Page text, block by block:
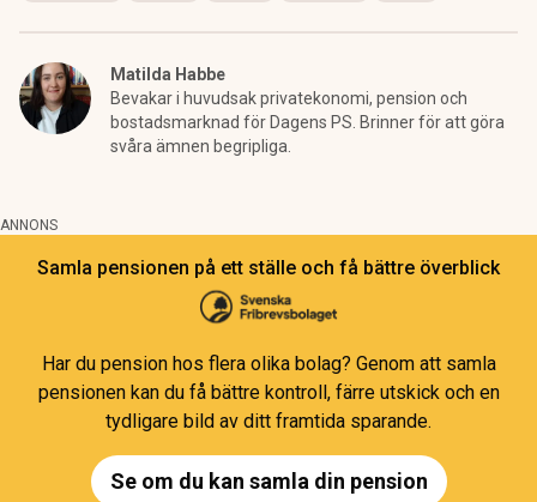
Matilda Habbe
Bevakar i huvudsak privatekonomi, pension och
bostadsmarknad för Dagens PS. Brinner för att göra
svåra ämnen begripliga.
ANNONS
Samla pensionen på ett ställe och få bättre överblick
Har du pension hos flera olika bolag? Genom att samla
pensionen kan du få bättre kontroll, färre utskick och en
tydligare bild av ditt framtida sparande.
Se om du kan samla din pension